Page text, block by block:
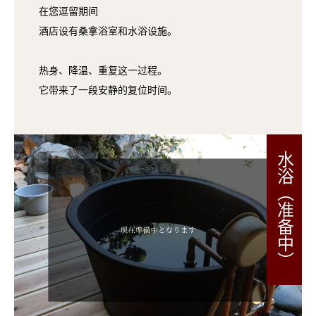
在您逗留期间
酒店设有桑拿浴室和水浴设施。
热身、降温、重复这一过程。
它带来了一段安静的复位时间。
水浴（准备中）